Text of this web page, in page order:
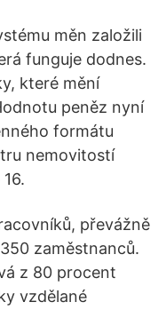
měn založili
funguje dodnes.
které mění
peněz nyní
formátu
nemovitostí
převážně
zaměstnanců.
z 80 procent
vzdělané